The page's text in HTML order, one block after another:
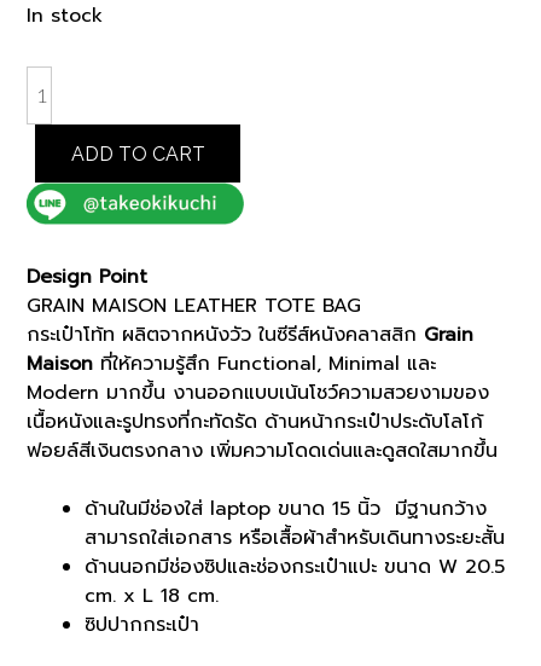
In stock
GRAIN
LEATHER
TOTE
BAG
quantity
ADD TO CART
Design Point
GRAIN MAISON LEATHER TOTE BAG
กระเป๋าโท้ท ผลิตจากหนังวัว ในซีรีส์หนังคลาสสิก Grain
Maison ที่ให้ความรู้สึก Functional, Minimal และ
Modern มากขึ้น งานออกแบบเน้นโชว์ความสวยงามของ
เนื้อหนังและรูปทรงที่กะทัดรัด ด้านหน้ากระเป๋าประดับโลโก้
ฟอยล์สีเงินตรงกลาง เพิ่มความโดดเด่นและดูสดใสมากขึ้น
ด้านในมีช่องใส่ laptop ขนาด 15 นิ้ว มีฐานกว้าง
สามารถใส่เอกสาร หรือเสื้อผ้าสำหรับเดินทางระยะสั้น
ด้านนอกมีช่องซิปและช่องกระเป๋าแปะ ขนาด W 20.5
cm. x L 18 cm.
ซิปปากกระเป๋า